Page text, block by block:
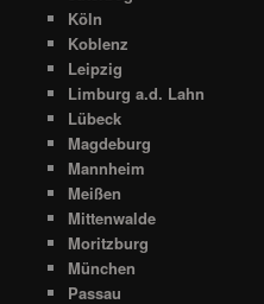
Köln
Koblenz
Leipzig
Limburg a.d. Lahn
Lübeck
Magdeburg
Mannheim
Meißen
Mittenwalde
Moritzburg
München
Passau